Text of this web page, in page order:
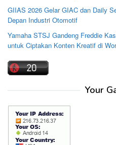
GIIAS 2026 Gelar GIAC dan Daily
Depan Industri Otomotif
Yamaha STSJ Gandeng Freddie
untuk Ciptakan Konten Kreatif di
Your